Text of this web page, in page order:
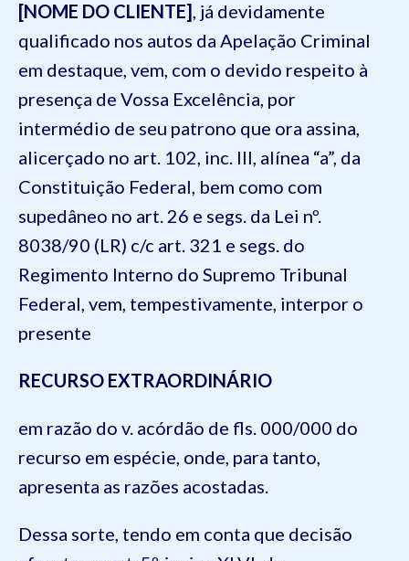
[NOME DO CLIENTE], já devidamente
qualificado nos autos da Apelação Criminal
em destaque, vem, com o devido respeito à
presença de Vossa Excelência, por
intermédio de seu patrono que ora assina,
alicerçado no art. 102, inc. III, alínea “a”, da
Constituição Federal, bem como com
supedâneo no art. 26 e segs. da Lei nº.
8038/90 (LR) c/c art. 321 e segs. do
Regimento Interno do Supremo Tribunal
Federal, vem, tempestivamente, interpor o
presente
RECURSO EXTRAORDINÁRIO
em razão do v. acórdão de fls. 000/000 do
recurso em espécie, onde, para tanto,
apresenta as razões acostadas.
Dessa sorte, tendo em conta que decisão